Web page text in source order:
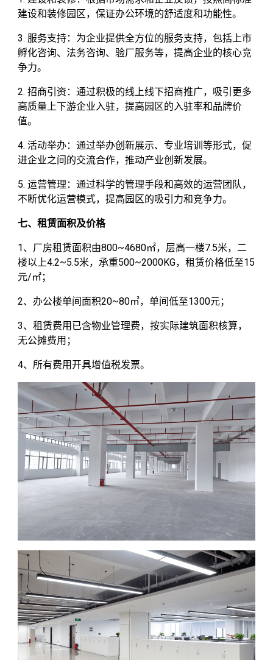
建设和装修园区，保证办公环境的舒适度和功能性。
3. 服务支持：为企业提供全方位的服务支持，包括上市
孵化咨询、法务咨询、验厂服务等，提高企业的核心竞
争力。
2. 招商引资：通过积极的线上线下招商推广，吸引更多
高质量上下游企业入驻，提高园区的入驻率和品牌价
值。
4. 活动举办：通过举办创新展示、专业培训等形式，促
进企业之间的交流合作，推动产业创新发展。
5. 运营管理：通过科学的管理手段和高效的运营团队，
不断优化运营模式，提高园区的吸引力和竞争力。
七、租赁面积及价格
1、厂房租赁面积由800~4680㎡，层高一楼7.5米，二
楼以上4.2~5.5米，承重500~2000KG，租赁价格低至15
元/㎡；
2、办公楼单间面积20~80㎡，单间低至1300元；
3、租赁费用已含物业管理费，按实际建筑面积核算，
无公摊费用；
4、所有费用开具增值税发票。